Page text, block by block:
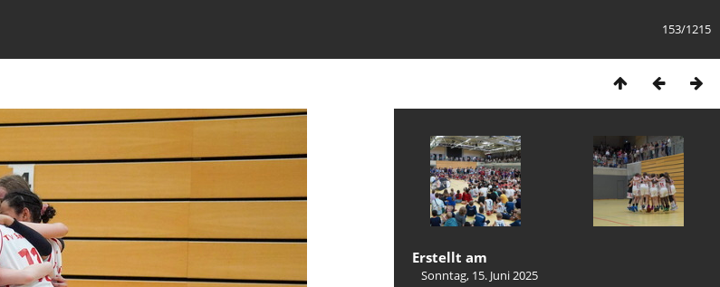
153/1215
Erstellt am
Sonntag, 15. Juni 2025